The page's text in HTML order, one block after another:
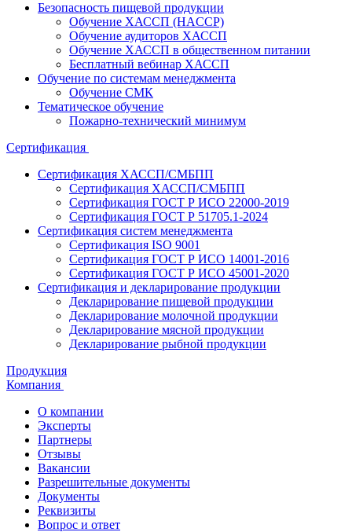
Безопасность пищевой продукции
Обучение ХАССП (HACCP)
Обучение аудиторов ХАССП
Обучение ХАССП в общественном питании
Бесплатный вебинар ХАССП
Обучение по системам менеджмента
Обучение СМК
Тематическое обучение
Пожарно-технический минимум
Сертификация
Сертификация ХАССП/СМБПП
Сертификация ХАССП/СМБПП
Сертификация ГОСТ Р ИСО 22000-2019
Сертификация ГОСТ Р 51705.1-2024
Сертификация систем менеджмента
Сертификация ISO 9001
Сертификация ГОСТ Р ИСО 14001-2016
Сертификация ГОСТ Р ИСО 45001-2020
Сертификация и декларирование продукции
Декларирование пищевой продукции
Декларирование молочной продукции
Декларирование мясной продукции
Декларирование рыбной продукции
Продукция
Компания
О компании
Эксперты
Партнеры
Отзывы
Вакансии
Разрешительные документы
Документы
Реквизиты
Вопрос и ответ